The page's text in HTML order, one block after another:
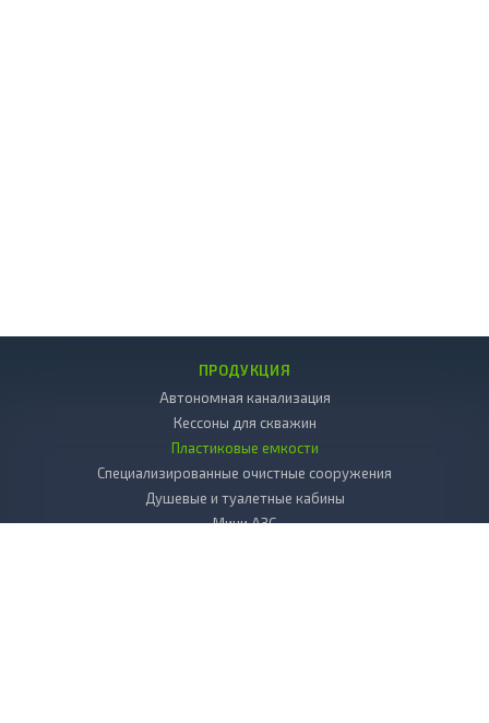
ПРОДУКЦИЯ
Автономная канализация
Кессоны для скважин
Пластиковые емкости
Специализированные очистные сооружения
Душевые и туалетные кабины
Мини АЗС